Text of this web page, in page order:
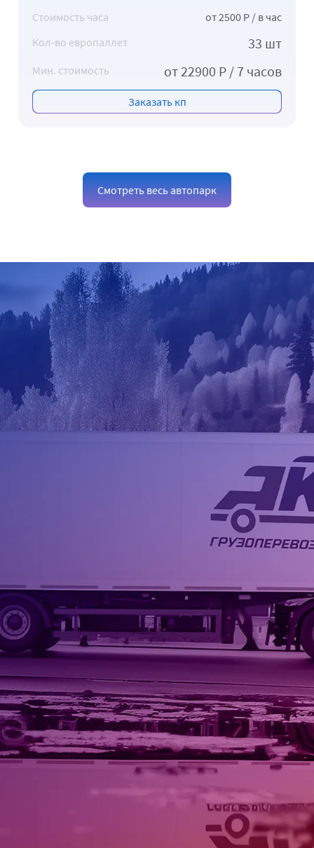
Стоимость часа
от 2500 Р / в час
Кол-во европаллет
33 шт
Мин. стоимость от 22900 Р / 7 часов
Заказать кп
Смотреть весь автопарк